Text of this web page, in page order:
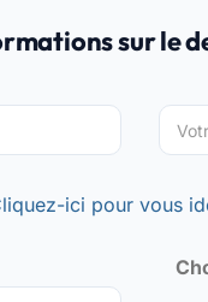
sur le
ici pour vous